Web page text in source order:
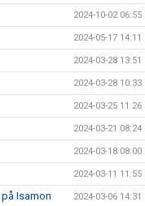
2024-10-02 06:55
2024-05-17 14:11
2024-03-28 13:51
2024-03-28 10:33
2024-03-25 11:26
2024-03-21 08:24
2024-03-18 08:00
2024-03-11 11:55
Isamon 2024-03-06 14:31